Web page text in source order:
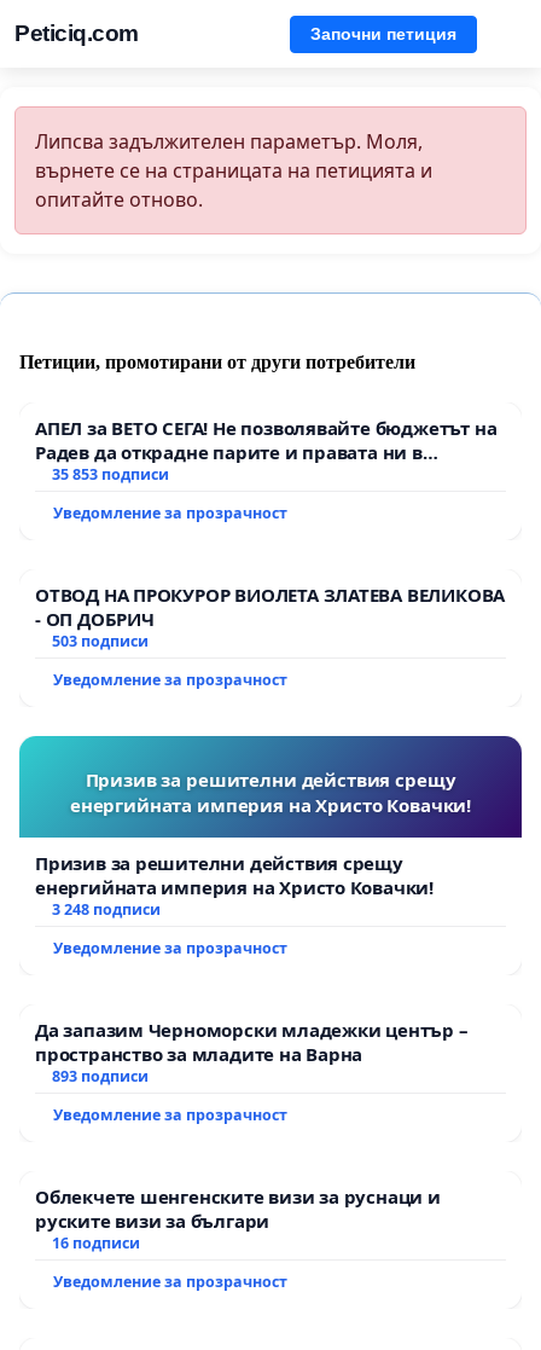
Peticiq.com Започни петиция
Липсва задължителен параметър. Моля,
върнете се на страницата на петицията и
опитайте отново.
Петиции, промотирани от други потребители
АПЕЛ за ВЕТО СЕГА! Не позволявайте бюджетът на
Радев да открадне парите и правата ни в
тъмното
35 853 подписи
Уведомление за прозрачност
ОТВОД НА ПРОКУРОР ВИОЛЕТА ЗЛАТЕВА ВЕЛИКОВА
- ОП ДОБРИЧ
503 подписи
Уведомление за прозрачност
Призив за решителни действия срещу
енергийната империя на Христо Ковачки!
Призив за решителни действия срещу
енергийната империя на Христо Ковачки!
3 248 подписи
Уведомление за прозрачност
Да запазим Черноморски младежки център –
пространство за младите на Варна
893 подписи
Уведомление за прозрачност
Облекчете шенгенските визи за руснаци и
руските визи за българи
16 подписи
Уведомление за прозрачност